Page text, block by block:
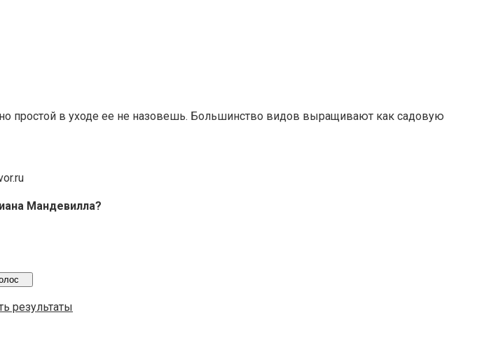
простой в уходе ее не назовешь. Большинство видов выращивают как садовую
Мандевилла?
результаты